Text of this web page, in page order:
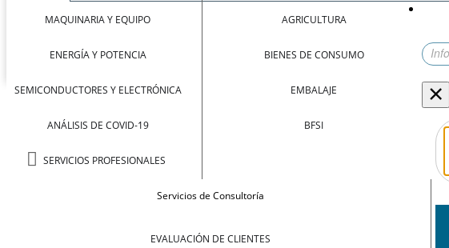
MAQUINARIA Y EQUIPO
ENERGÍA Y POTENCIA
SEMICONDUCTORES Y ELECTRÓNICA
ANÁLISIS DE COVID-19
SERVICIOS PROFESIONALES
AGRICULTURA
BIENES DE CONSUMO
EMBALAJE
BFSI
Servicios de Consultoría
EVALUACIÓN DE CLIENTES
×